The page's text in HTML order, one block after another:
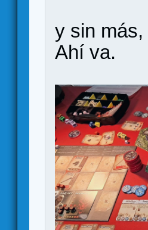
y sin más,
Ahí va.